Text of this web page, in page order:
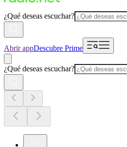
¿Qué deseas escuchar?
Abrir appDescubre Prime
¿Qué deseas escuchar?